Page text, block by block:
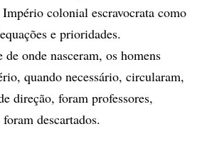
colonial escravocrata como
e prioridades.
de onde nasceram, os homens
quando necessário, circularam,
direção, foram professores,
descartados.